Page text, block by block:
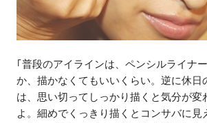
｢普段のアイラインは、ペンシルライナ
か、描かなくてもいいくらい。逆に休日
は、思い切ってしっかり描くと気分が変
よ。細めでくっきり描くとコンサバに見